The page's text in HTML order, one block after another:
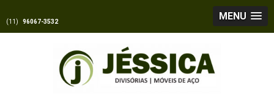
MENU
(11) 96067-3532